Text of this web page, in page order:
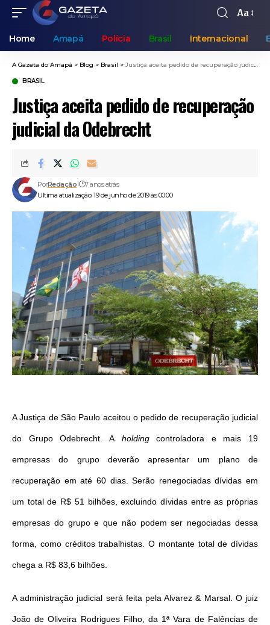
Aa
Home Amapá Polícia Brasil Internacional
A Gazeta do Amapá > Blog > Brasil > Justiça aceita pedido de recuperação judicial da Odebrecht
BRASIL
Justiça aceita pedido de recuperação
judicial da Odebrecht
Ultima atualização: 19 de junho de 2019 às 00:00
PorRedação 7 anos atrás
A Justiça de São Paulo aceitou o pedido de recuperação judicial
do Grupo Odebrecht. A holdingcontroladora e mais 19
empresas do grupo deverão apresentar um plano de
recuperação em até 60 dias. Serão renegociadas dívidas em
um total de R$ 51 bilhões, excluindo dívidas entre as próprias
empresas do grupo e que não podem ser negociadas dessa
forma, como créditos trabalhistas. O montante total de dívidas
chega a R$ 83,6 bilhões.
A administração judicial será feita pela Alvarez & Marsal. O juiz
João de Oliveira Rodrigues Filho, da 1ª Vara de Falências de